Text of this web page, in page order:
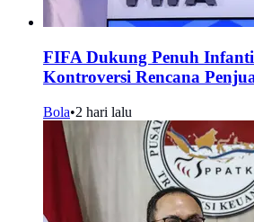
FIFA Dukung Penuh
Kontroversi Rencana
Bola•2 hari lalu